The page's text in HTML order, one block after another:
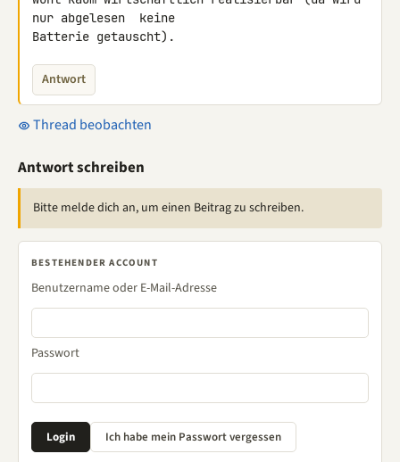
nur abgelesen  keine
Batterie getauscht).
Antwort
Thread beobachten
Antwort schreiben
Bitte melde dich an, um einen Beitrag zu schreiben.
BESTEHENDER ACCOUNT
Benutzername oder E-Mail-Adresse
Passwort